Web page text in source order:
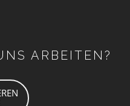
ARBEITEN?